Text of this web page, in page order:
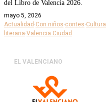
del Libro de Valencia 2026.
mayo 5, 2026
Actualidad ·Con niños·contes·Cultura
literaria·Valencia Ciudad
EL VALENCIANO